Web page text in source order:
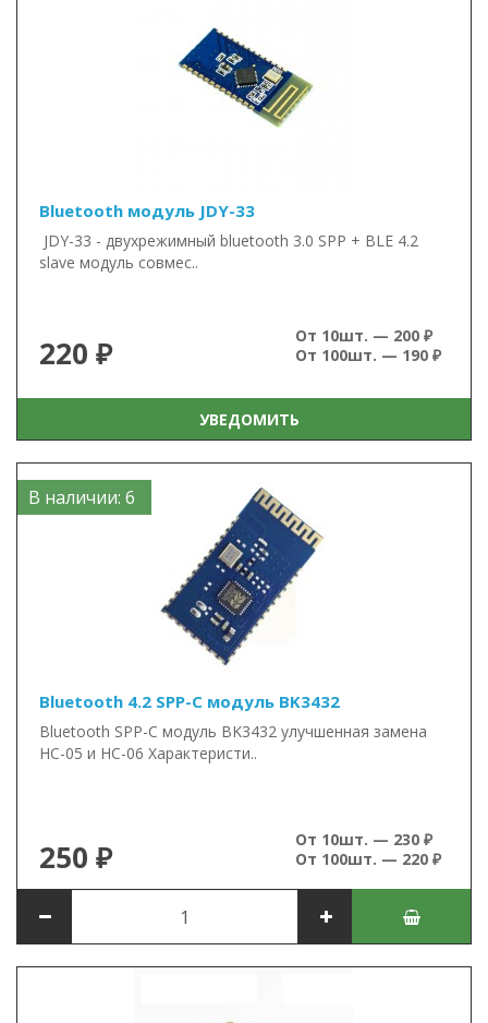
Bluetooth модуль JDY-33
JDY-33 - двухрежимный bluetooth 3.0 SPP + BLE 4.2
slave модуль совмес..
220 ₽
От 10шт. — 200 ₽
От 100шт. — 190 ₽
УВЕДОМИТЬ
В наличии: 6
Bluetooth 4.2 SPP-C модуль BK3432
Bluetooth SPP-C модуль BK3432 улучшенная замена
HC-05 и HC-06 Характеристи..
250 ₽
От 10шт. — 230 ₽
От 100шт. — 220 ₽